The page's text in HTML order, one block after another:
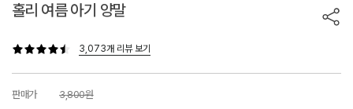
홀리 여름 아기 양말
3,073개 리뷰 보기
판매가
3,800원